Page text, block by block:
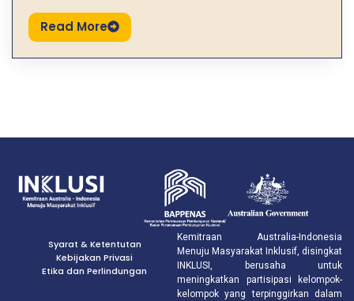
Read More
Syarat & Ketentutan
Kebijakan Privasi
Etika dan Perlindungan
Kemitraan Australia-Indonesia
Menuju Masyarakat Inklusif, disingkat
INKLUSI, berusaha untuk
meningkatkan partisipasi kelompok-
kelompok yang terpinggirkan dalam